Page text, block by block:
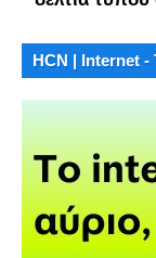
HCN | Internet -